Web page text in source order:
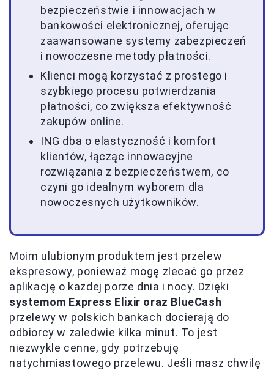
bezpieczeństwie i innowacjach w
bankowości elektronicznej, oferując
zaawansowane systemy zabezpieczeń
i nowoczesne metody płatności.
Klienci mogą korzystać z prostego i
szybkiego procesu potwierdzania
płatności, co zwiększa efektywność
zakupów online.
ING dba o elastyczność i komfort
klientów, łącząc innowacyjne
rozwiązania z bezpieczeństwem, co
czyni go idealnym wyborem dla
nowoczesnych użytkowników.
Moim ulubionym produktem jest przelew
ekspresowy, ponieważ mogę zlecać go przez
aplikację o każdej porze dnia i nocy. Dzięki
systemom Express Elixir oraz BlueCash
przelewy w polskich bankach docierają do
odbiorcy w zaledwie kilka minut. To jest
niezwykle cenne, gdy potrzebuję
natychmiastowego przelewu. Jeśli masz chwilę